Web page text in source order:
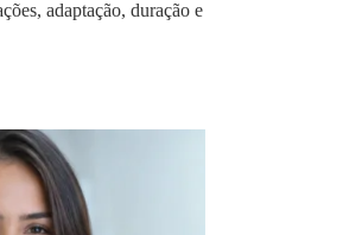
adaptação, duração e